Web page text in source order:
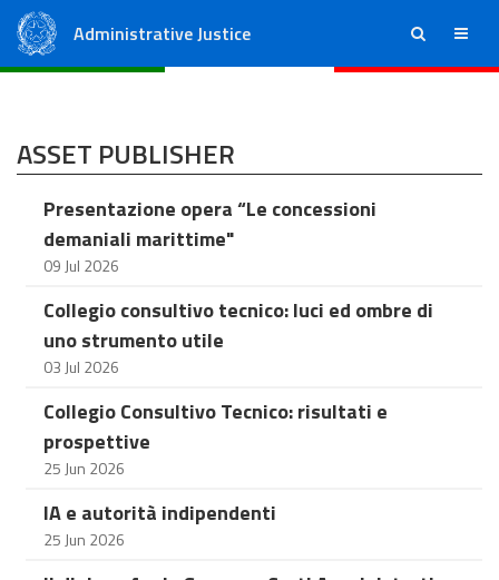
Administrative Justice ricerca menu
ASSET PUBLISHER
Presentazione opera “Le concessioni
demaniali marittime"
09 Jul 2026
Collegio consultivo tecnico: luci ed ombre di
uno strumento utile
03 Jul 2026
Collegio Consultivo Tecnico: risultati e
prospettive
25 Jun 2026
IA e autorità indipendenti
25 Jun 2026